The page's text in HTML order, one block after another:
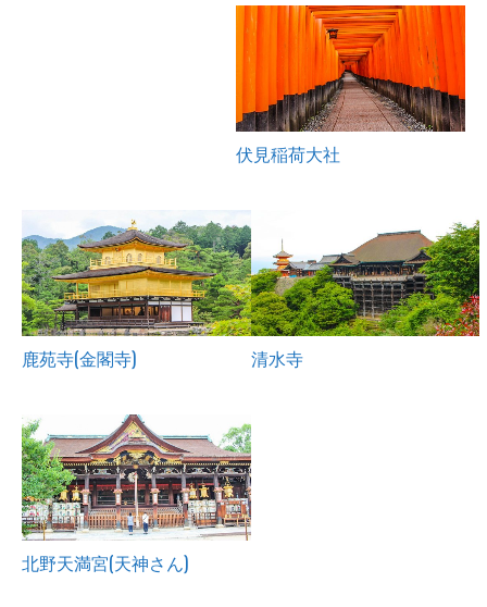
伏見稲荷大社
鹿苑寺(金閣寺) 清水寺
北野天満宮(天神さん)